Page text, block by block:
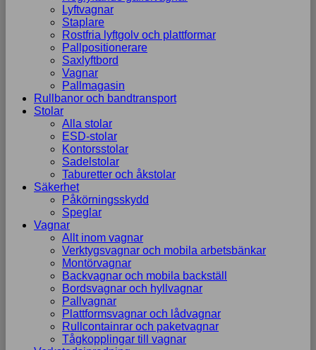
Lyftvagnar
Staplare
Rostfria lyftgolv och plattformar
Pallpositionerare
Saxlyftbord
Vagnar
Pallmagasin
Rullbanor och bandtransport
Stolar
Alla stolar
ESD-stolar
Kontorsstolar
Sadelstolar
Taburetter och åkstolar
Säkerhet
Påkörningsskydd
Speglar
Vagnar
Allt inom vagnar
Verktygsvagnar och mobila arbetsbänkar
Montörvagnar
Backvagnar och mobila backställ
Bordsvagnar och hyllvagnar
Pallvagnar
Plattformsvagnar och lådvagnar
Rullcontainrar och paketvagnar
Tågkopplingar till vagnar